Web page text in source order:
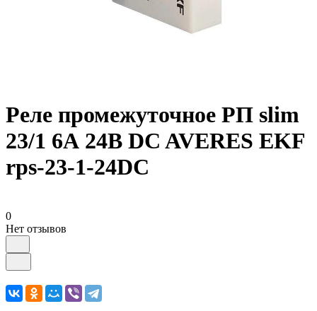
Реле промежуточное РП slim
23/1 6А 24В DC AVERES EKF
rps-23-1-24DC
0
Нет отзывов